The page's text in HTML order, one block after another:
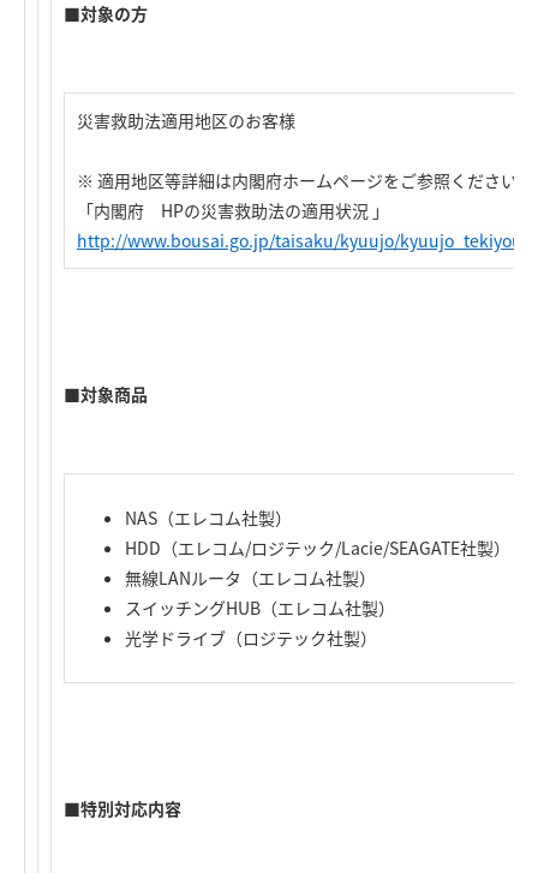
■対象の方
災害救助法適用地区のお客様
※ 適用地区等詳細は内閣府ホームページをご参照ください。
「内閣府 HPの災害救助法の適用状況 」
http://www.bousai.go.jp/taisaku/kyuujo/
■対象商品
NAS（エレコム社製）
HDD（エレコム/ロジテック/Lacie/SEAGATE社製）
無線LANルータ（エレコム社製）
スイッチングHUB（エレコム社製）
光学ドライブ（ロジテック社製）
■特別対応内容